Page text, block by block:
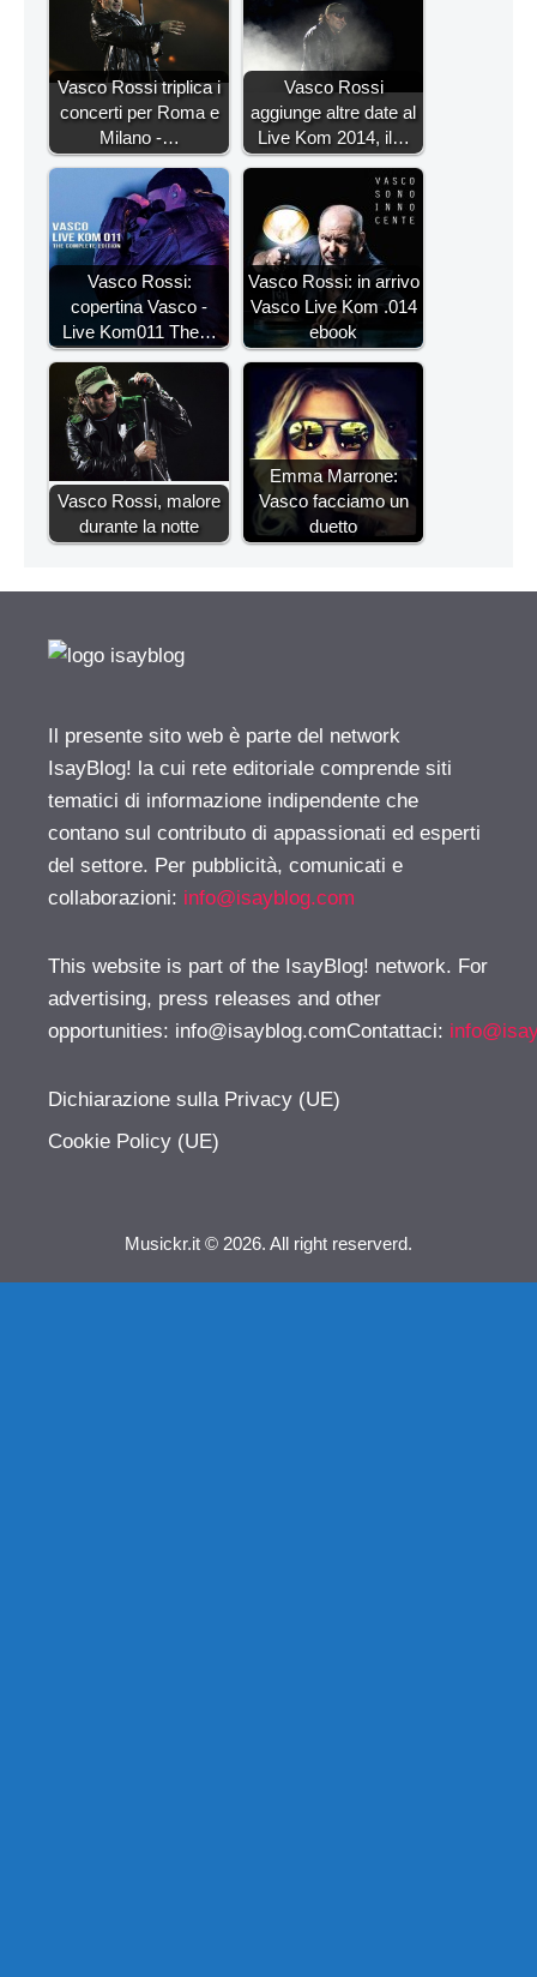
Vasco Rossi triplica i
concerti per Roma e
Milano -…
Vasco Rossi
aggiunge altre date al
Live Kom 2014, il…
Vasco Rossi:
copertina Vasco -
Live Kom011 The…
Vasco Rossi: in arrivo
Vasco Live Kom .014
ebook
Vasco Rossi, malore
durante la notte
Emma Marrone:
Vasco facciamo un
duetto
Il presente sito web è parte del network
IsayBlog! la cui rete editoriale comprende siti
tematici di informazione indipendente che
contano sul contributo di appassionati ed esperti
del settore. Per pubblicità, comunicati e
collaborazioni: info@isayblog.com
This website is part of the IsayBlog! network. For
advertising, press releases and other
opportunities: info@isayblog.comContattaci:
Dichiarazione sulla Privacy (UE)
Cookie Policy (UE)
Musickr.it © 2026. All right reserverd.